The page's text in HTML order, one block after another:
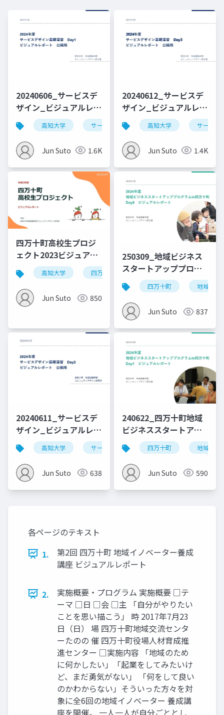
20240606_サービスデ
ザイン_ビジュアルレポ
ート_Day1_公開用
高知大学 サービスデザイン デザイン思考
Jun Suto 1.6K
20240612_サービスデ
ザイン_ビジュアルレポ
ート_Day3_公開用
高知大学 サービス
Jun Suto 1.4K
四万十町高校生プロジ
ェクト2023ビジュアル
レポート高知大学 四万十町
Jun Suto 850
250309_地域ビジネス
スタートアッププログ
ラムin四万十町
_Day8_0310修正
四万十町 地域ビジ
Jun Suto 837
20240611_サービスデ
ザイン_ビジュアルレポ
ート_Day2_公開用
高知大学 サービスデザイン デザイン思考
Jun Suto 638
240622_四万十町地域
ビジネススタートアッ
ププログラム_vol.1
四万十町 地域ビジ
Jun Suto 590
各ページのテキスト
1.
第2回 四万十町 地域イノベーター養成
講座 ビジュアルレポート
2.
実施概要・プログラム 実施概要 □テ
ーマ □日 □会 □主 「自分がやりたい
ことを思い描こう」 時 2017年7月23
日（日） 場 四万十町地域交流センタ
ーたのの 催 四万十町役場人材育成推
進センター □実施内容 「地域のため
に何かしたい」「起業をしてみたいけ
ど、まだ勇気がない」 「何をして良い
のかわからない」そういった方々を対
象に全6回の地域イノベーター 養成講
座を開催。 一人一人が自分ごととし